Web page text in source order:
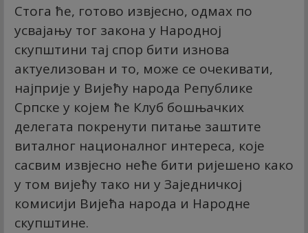
Стога ће, готово извјесно, одмах по
усвајању тог закона у Народној
скупштини тај спор бити изнова
актуелизован и то, може се очекивати,
најприје у Вијећу народа Републике
Српске у којем ће Клуб бошњачких
делегата покренути питање заштите
виталног националног интереса, које
сасвим извјесно неће бити ријешено како
у том вијећу тако ни у Заједничкој
комисији Вијећа народа и Народне
скупштине.